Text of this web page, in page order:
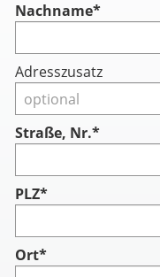
Nachname*
Adresszusatz
Straße, Nr.*
PLZ*
Ort*